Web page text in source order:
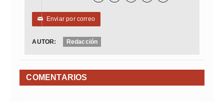
✉ Enviar por correo
AUTOR: Redacción
COMENTARIOS